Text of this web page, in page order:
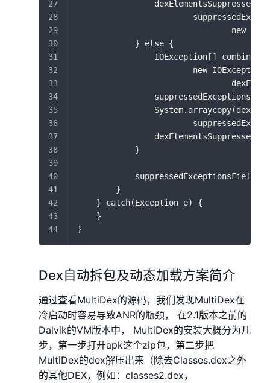
new
            } else {
                IOException[] combined =
new
            }
        }
    } catch(Exception e) {
    }
}
Dex自动拆包及动态加载方案简介
通过查看MultiDex的源码，我们发现MultiDex在
冷启动时容易导致ANR的瓶颈， 在2.1版本之前的
Dalvik的VM版本中， MultiDex的安装大概分为几
步，第一步打开apk这个zip包，第二步把
MultiDex的dex解压出来（除去Classes.dex之外
的其他DEX，例如：classes2.dex，